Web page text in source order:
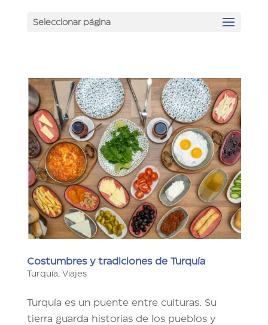
Seleccionar página
Costumbres y tradiciones de Turquía
Turquía Viajes
Turquía es un puente entre culturas. Su
tierra guarda historias de los pueblos y